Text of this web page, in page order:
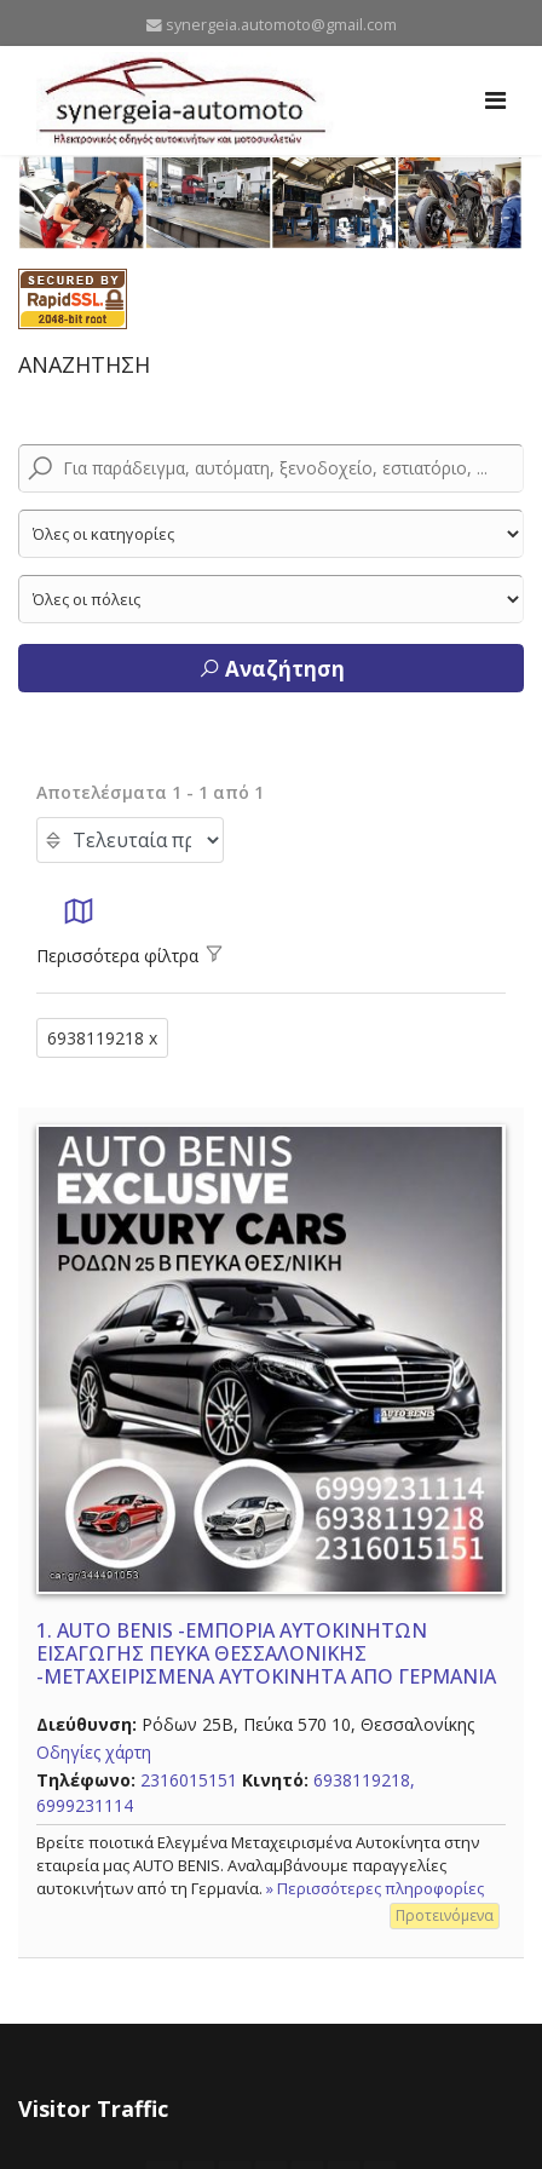
synergeia.automoto@gmail.com
ΑΝΑΖΗΤΗΣΗ
Αναζήτηση
Αποτελέσματα 1 - 1 από 1
Περισσότερα φίλτρα
6938119218 x
1. AUTO BENIS -ΕΜΠΟΡΙΑ ΑΥΤΟΚΙΝΗΤΩΝ
ΕΙΣΑΓΩΓΗΣ ΠΕΥΚΑ ΘΕΣΣΑΛΟΝΙΚΗΣ
-ΜΕΤΑΧΕΙΡΙΣΜΕΝΑ ΑΥΤΟΚΙΝΗΤΑ ΑΠΟ ΓΕΡΜΑΝΙΑ
Διεύθυνση: Ρόδων 25Β, Πεύκα 570 10, Θεσσαλονίκης
Οδηγίες χάρτη
Τηλέφωνο: 2316015151 Κινητό: 6938119218,
6999231114
Βρείτε ποιοτικά Ελεγμένα Μεταχειρισμένα Αυτοκίνητα στην
εταιρεία μας AUTO BENIS. Αναλαμβάνουμε παραγγελίες
αυτοκινήτων από τη Γερμανία. » Περισσότερες πληροφορίες
Προτεινόμενα
Visitor Traffic